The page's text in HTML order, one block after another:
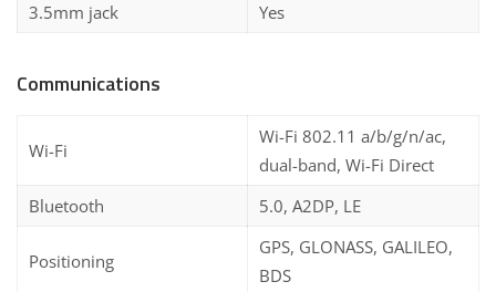
3.5mm jack
Yes
Communications
Wi-Fi
Wi-Fi 802.11 a/b/g/n/ac,
dual-band, Wi-Fi Direct
Bluetooth
5.0, A2DP, LE
Positioning
GPS, GLONASS, GALILEO,
BDS